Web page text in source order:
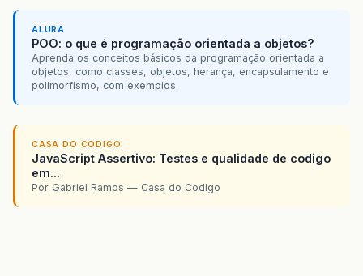
ALURA
POO: o que é programação orientada a objetos?
Aprenda os conceitos básicos da programação orientada a
objetos, como classes, objetos, herança, encapsulamento e
polimorfismo, com exemplos.
CASA DO CODIGO
JavaScript Assertivo: Testes e qualidade de codigo
em...
Por Gabriel Ramos — Casa do Codigo